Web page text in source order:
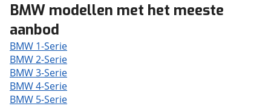
BMW modellen met het meeste
aanbod
BMW 1-Serie
BMW 2-Serie
BMW 3-Serie
BMW 4-Serie
BMW 5-Serie